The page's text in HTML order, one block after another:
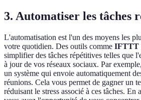
3. Automatiser les tâches
L'automatisation est l'un des moyens les
votre quotidien. Des outils comme IFTTT
simplifier des tâches répétitives telles que
à jour de vos réseaux sociaux. Par
un système qui envoie automatiquement
réunions. Cela vous permet de gagner un
réduisant le stress associé à ces tâches. En